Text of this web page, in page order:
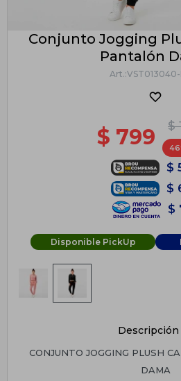
Conjunto Jogging
Pantalón
VST013040-
$
$ 799 46
$
$
$
Disponible PickUp
Descripción
CONJUNTO JOGGING PLUSH
DAMA